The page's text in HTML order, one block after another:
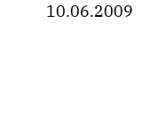
10.06.2009